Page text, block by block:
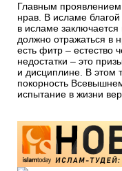
Главным проявлением
нрав. В исламе
в исламе заключается
должно отражаться в
есть фитр – естество
недостатки – это
и дисциплине. В этом
покорность
испытание в жизни